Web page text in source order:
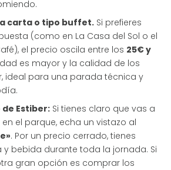
carta o tipo buffet. Si prefieres
(como en La Casa del Sol o el
el precio oscila entre los 25€ y
es mayor y la calidad de los
ideal para una parada técnica y
Estiber: Si tienes claro que vas a
el parque, echa un vistazo al
. Por un precio cerrado, tienes
bebida durante toda la jornada. Si
gran opción es comprar los